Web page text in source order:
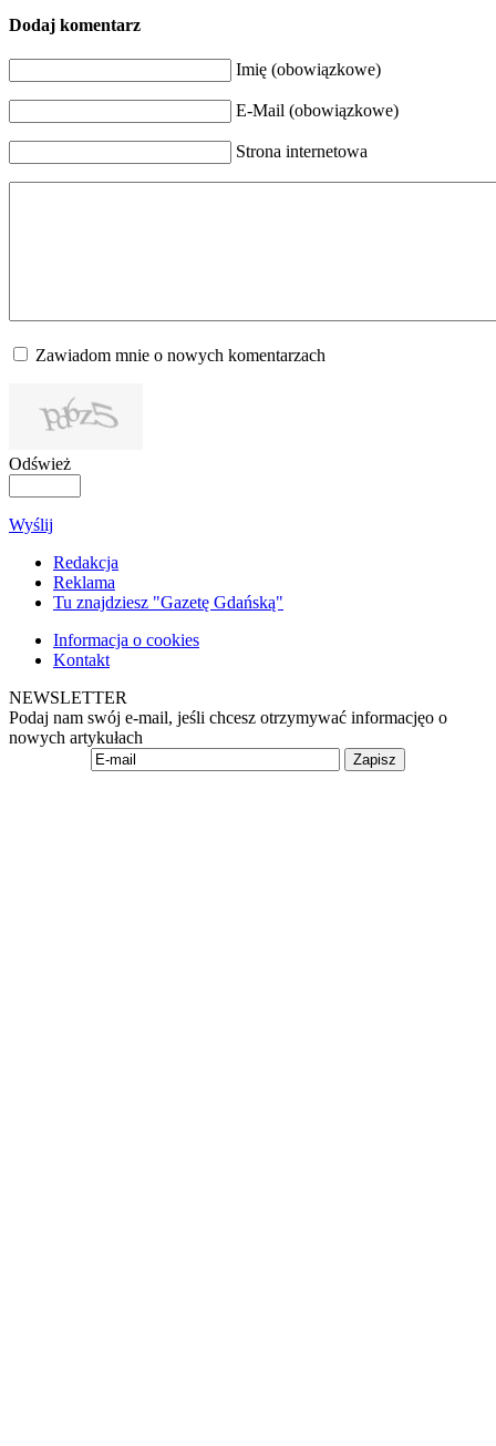
Dodaj komentarz
Imię (obowiązkowe)
E-Mail (obowiązkowe)
Strona internetowa
Zawiadom mnie o nowych komentarzach
Odśwież
Wyślij
Redakcja
Reklama
Tu znajdziesz "Gazetę Gdańską"
Informacja o cookies
Kontakt
NEWSLETTER
Podaj nam swój e-mail, jeśli chcesz otrzymywać informacjęo o
nowych artykułach
Zapisz